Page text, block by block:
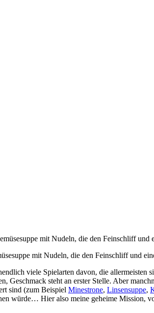
mit Nudeln, die den Feinschliff und
viele Spielarten davon, die
Geschmack steht an erster Stelle. Aber
sind (zum Beispiel Minestrone, Linsensuppe,
würde… Hier also meine geheime Mission,